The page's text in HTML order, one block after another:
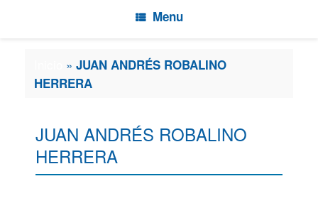
Menu
» JUAN ANDRÉS ROBALINO
HERRERA
JUAN ANDRÉS ROBALINO
HERRERA